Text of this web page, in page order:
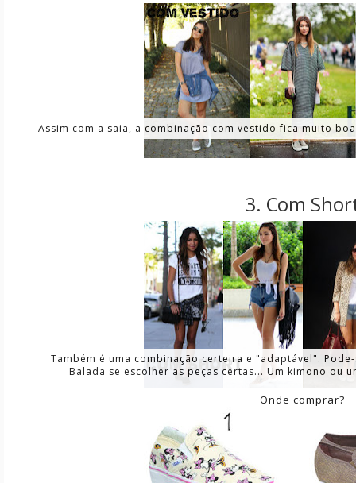
Assim com a saia, a combinação com vestido fica muito
3. Com
Também é uma combinação certeira e "adaptável".
Balada se escolher as peças certas... Um kimono ou
Onde comprar?